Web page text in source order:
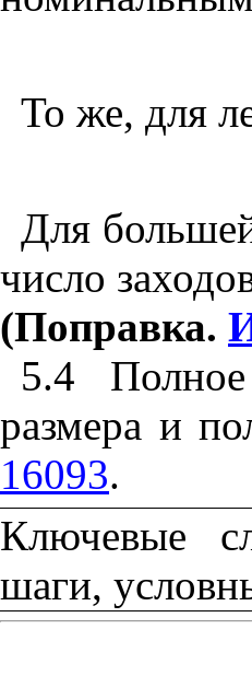
То же, для
Для
число
(Поправка.
5.4 Полное
размера и
16093.
Ключевые
шаги,